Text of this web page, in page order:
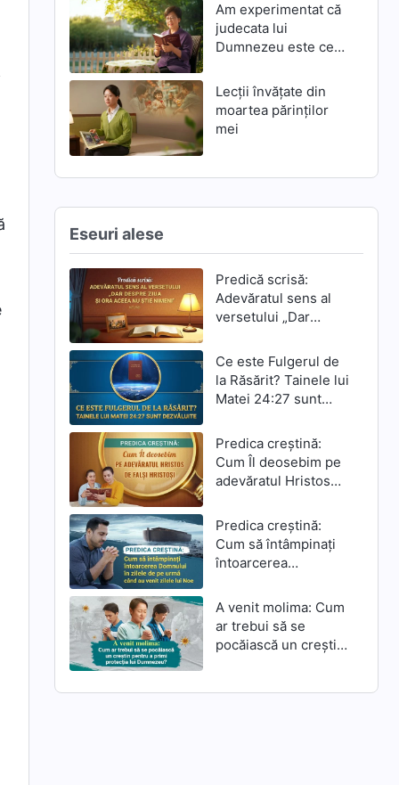
Am experimentat că
judecata lui
Dumnezeu este cea
Lecții învățate din
moartea părinților
mei
Eseuri alese
Predică scrisă:
Adevăratul sens al
versetului „Dar
aceea nu știe
nimeni”
Ce este Fulgerul de
la Răsărit? Tainele lui
Matei 24:27 sunt
Predica creștină:
Cum Îl deosebim pe
adevăratul Hristos
Predica creștină:
Cum să întâmpinați
întoarcerea
pe urmă când au
venit zilele lui Noe
A venit molima: Cum
ar trebui să se
pocăiască un creștin